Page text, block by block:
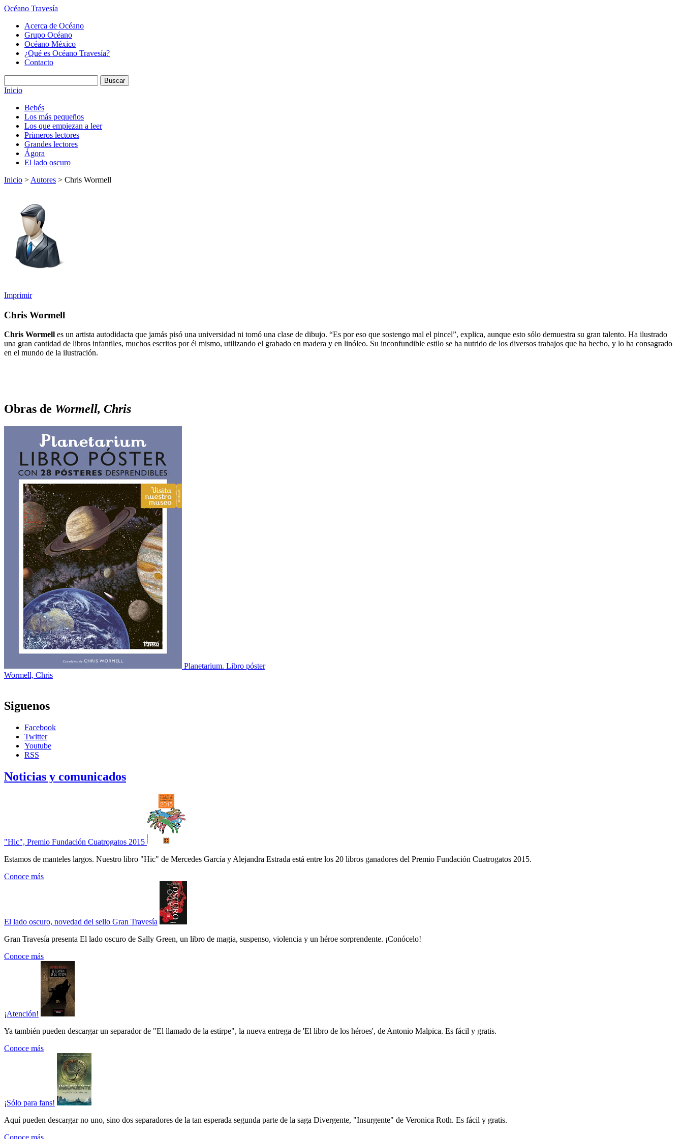
Océano Travesía
Acerca de Océano
Grupo Océano
Océano México
¿Qué es Océano Travesía?
Contacto
Inicio
Bebés
Los más pequeños
Los que empiezan a leer
Primeros lectores
Grandes lectores
Ágora
El lado oscuro
Inicio > Autores > Chris Wormell
Imprimir
Chris Wormell
Chris Wormell es un artista autodidacta que jamás pisó una universidad ni tomó una clase de dibujo. “Es por eso que sostengo mal el pincel”, explica, aunque esto sólo demuestra su gran talento. Ha ilustrado
una gran cantidad de libros infantiles, muchos escritos por él mismo, utilizando el grabado en madera y en linóleo. Su inconfundible estilo se ha nutrido de los diversos trabajos que ha hecho, y lo ha consagrado
en el mundo de la ilustración.
Obras de Wormell, Chris
Planetarium. Libro póster
Wormell, Chris
Siguenos
Facebook
Twitter
Youtube
RSS
Noticias y comunicados
"Hic", Premio Fundación Cuatrogatos 2015
Estamos de manteles largos. Nuestro libro "Hic" de Mercedes García y Alejandra Estrada está entre los 20 libros ganadores del Premio Fundación Cuatrogatos 2015.
Conoce más
El lado oscuro, novedad del sello Gran Travesía
Gran Travesía presenta El lado oscuro de Sally Green, un libro de magia, suspenso, violencia y un héroe sorprendente. ¡Conócelo!
Conoce más
¡Atención!
Ya también pueden descargar un separador de "El llamado de la estirpe", la nueva entrega de 'El libro de los héroes', de Antonio Malpica. Es fácil y gratis.
Conoce más
¡Sólo para fans!
Aquí pueden descargar no uno, sino dos separadores de la tan esperada segunda parte de la saga Divergente, "Insurgente" de Veronica Roth. Es fácil y gratis.
Conoce más